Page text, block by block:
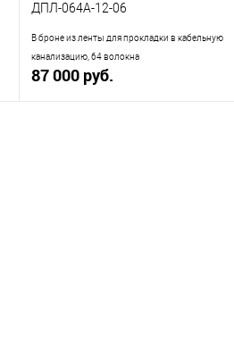
ДПЛ-064А-12-06
В броне из ленты для прокладки в кабельную
канализацию, 64 волокна
87 000 руб.